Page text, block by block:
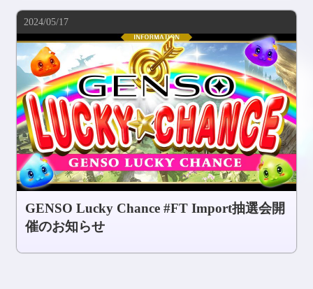
2024/05/17
GENSO Lucky Chance #FT Import抽選会開
催のお知らせ